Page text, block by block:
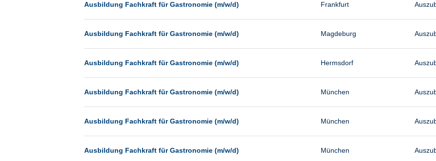
Hamburg
Hannover
Heilbronn
Hermsdorf
Hildesheim
Ingolstadt
Kassel
Landau
Ausbildung Fachkraft für Gastronomie (m/w/d) Frankfurt
Ausbildung Fachkraft für Gastronomie (m/w/d) Magdeburg
Ausbildung Fachkraft für Gastronomie (m/w/d) Hermsdorf
Ausbildung Fachkraft für Gastronomie (m/w/d) München
Ausbildung Fachkraft für Gastronomie (m/w/d) München
Ausbildung Fachkraft für Gastronomie (m/w/d) München